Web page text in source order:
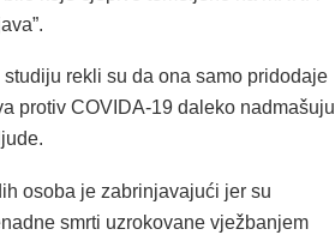
rekli su da ona samo pridodaje
protiv COVIDA-19 daleko nadmašuju
osoba je zabrinjavajući jer su
smrti uzrokovane vježbanjem